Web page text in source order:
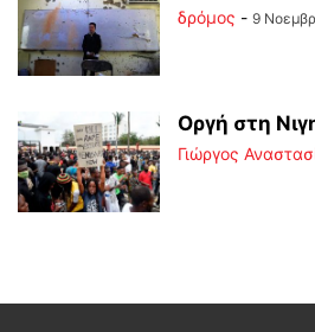
δρόμος - 9
Οργή στη
Γιώργος